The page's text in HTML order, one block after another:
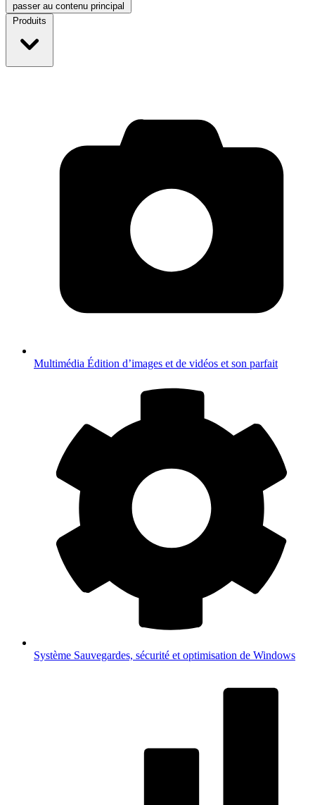
passer au contenu principal
Produits
Multimédia Édition d’images et de vidéos et son parfait
Système Sauvegardes, sécurité et optimisation de Windows